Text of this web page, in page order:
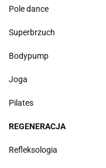
Pole dance
Superbrzuch
Bodypump
Joga
Pilates
REGENERACJA
Refleksologia